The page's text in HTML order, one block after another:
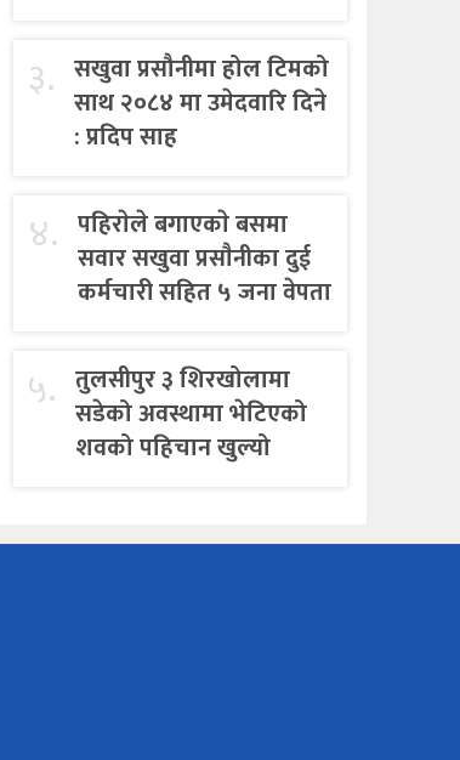
३. सखुवा प्रसौनीमा होल टिमको
साथ २०८४ मा उमेदवारि दिने
: प्रदिप साह
४. पहिराेले बगाएकाे बसमा
सवार सखुवा प्रसाैनीका दुई
कर्मचारी सहित ५ जना वेपता
५. तुलसीपुर ३ शिरखोलामा
सडेको अवस्थामा भेटिएको
शवको पहिचान खुल्यो